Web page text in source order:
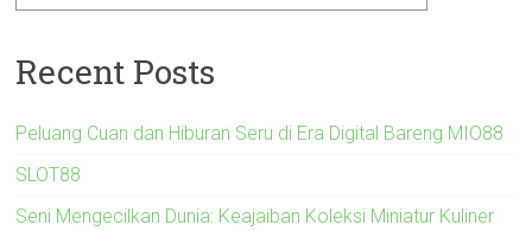
Recent Posts
Peluang Cuan dan Hiburan Seru di Era Digital Bareng MIO88
SLOT88
Seni Mengecilkan Dunia: Keajaiban Koleksi Miniatur Kuliner